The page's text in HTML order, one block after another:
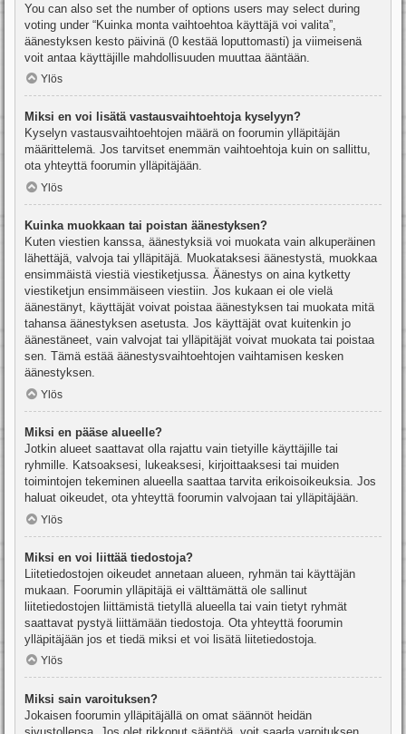
You can also set the number of options users may select during
voting under “Kuinka monta vaihtoehtoa käyttäjä voi valita”,
äänestyksen kesto päivinä (0 kestää loputtomasti) ja viimeisenä
voit antaa käyttäjille mahdollisuuden muuttaa ääntään.
Ylös
Miksi en voi lisätä vastausvaihtoehtoja kyselyyn?
Kyselyn vastausvaihtoehtojen määrä on foorumin ylläpitäjän
määrittelemä. Jos tarvitset enemmän vaihtoehtoja kuin on sallittu,
ota yhteyttä foorumin ylläpitäjään.
Ylös
Kuinka muokkaan tai poistan äänestyksen?
Kuten viestien kanssa, äänestyksiä voi muokata vain alkuperäinen
lähettäjä, valvoja tai ylläpitäjä. Muokataksesi äänestystä, muokkaa
ensimmäistä viestiä viestiketjussa. Äänestys on aina kytketty
viestiketjun ensimmäiseen viestiin. Jos kukaan ei ole vielä
äänestänyt, käyttäjät voivat poistaa äänestyksen tai muokata mitä
tahansa äänestyksen asetusta. Jos käyttäjät ovat kuitenkin jo
äänestäneet, vain valvojat tai ylläpitäjät voivat muokata tai poistaa
sen. Tämä estää äänestysvaihtoehtojen vaihtamisen kesken
äänestyksen.
Ylös
Miksi en pääse alueelle?
Jotkin alueet saattavat olla rajattu vain tietyille käyttäjille tai
ryhmille. Katsoaksesi, lukeaksesi, kirjoittaaksesi tai muiden
toimintojen tekeminen alueella saattaa tarvita erikoisoikeuksia. Jos
haluat oikeudet, ota yhteyttä foorumin valvojaan tai ylläpitäjään.
Ylös
Miksi en voi liittää tiedostoja?
Liitetiedostojen oikeudet annetaan alueen, ryhmän tai käyttäjän
mukaan. Foorumin ylläpitäjä ei välttämättä ole sallinut
liitetiedostojen liittämistä tietyllä alueella tai vain tietyt ryhmät
saattavat pystyä liittämään tiedostoja. Ota yhteyttä foorumin
ylläpitäjään jos et tiedä miksi et voi lisätä liitetiedostoja.
Ylös
Miksi sain varoituksen?
Jokaisen foorumin ylläpitäjällä on omat säännöt heidän